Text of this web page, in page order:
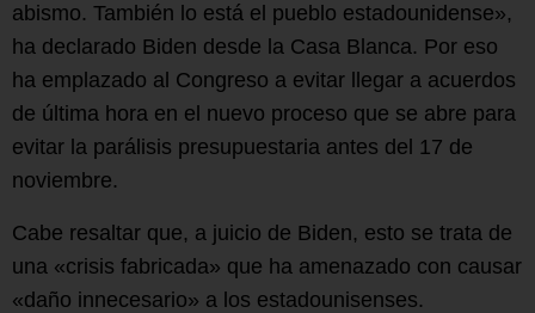
abismo. También lo está el pueblo estadounidense»,
ha declarado Biden desde la Casa Blanca. Por eso
ha emplazado al Congreso a evitar llegar a acuerdos
de última hora en el nuevo proceso que se abre para
evitar la parálisis presupuestaria antes del 17 de
noviembre.
Cabe resaltar que, a juicio de Biden, esto se trata de
una «crisis fabricada» que ha amenazado con causar
«daño innecesario» a los estadounisenses.